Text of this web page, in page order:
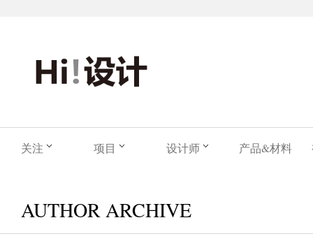
关注 项目 设计师 产品&材料
AUTHOR ARCHIVE